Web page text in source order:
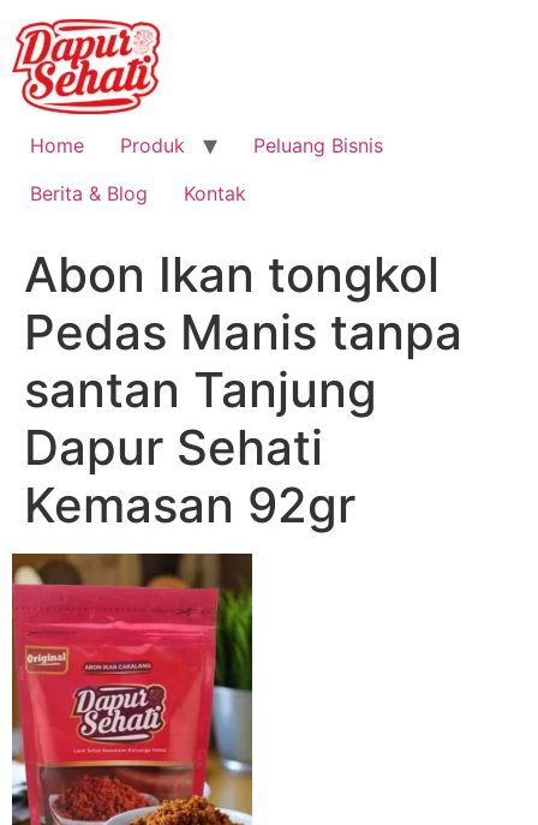
Home Produk
Peluang Bisnis
Berita & Blog
Kontak
Abon Ikan tongkol
Pedas Manis tanpa
santan Tanjung
Dapur Sehati
Kemasan 92gr